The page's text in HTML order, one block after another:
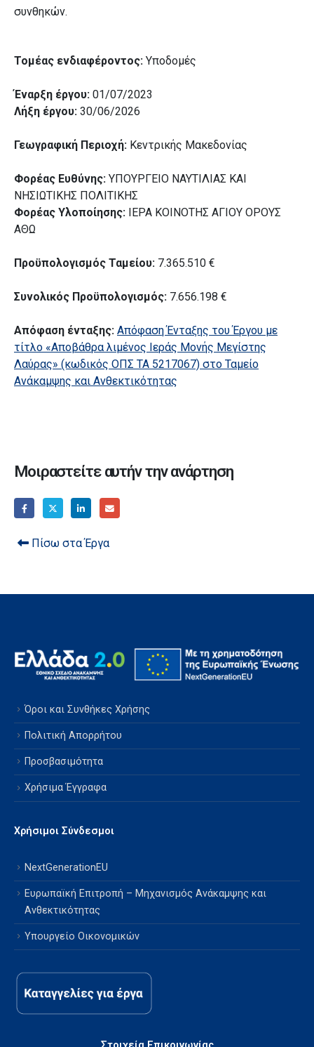
συνθηκών.
Τομέας ενδιαφέροντος: Υποδομές
Έναρξη έργου: 01/07/2023
Λήξη έργου: 30/06/2026
Γεωγραφική Περιοχή: Κεντρικής Μακεδονίας
Φορέας Ευθύνης: ΥΠΟΥΡΓΕΙΟ ΝΑΥΤΙΛΙΑΣ ΚΑΙ
ΝΗΣΙΩΤΙΚΗΣ ΠΟΛΙΤΙΚΗΣ
Φορέας Υλοποίησης: ΙΕΡΑ ΚΟΙΝΟΤΗΣ ΑΓΙΟΥ ΟΡΟΥΣ
ΑΘΩ
Προϋπολογισμός Ταμείου: 7.365.510 €
Συνολικός Προϋπολογισμός: 7.656.198 €
Απόφαση ένταξης: Απόφαση Ένταξης του Έργου με
τίτλο «Αποβάθρα λιμένος Ιεράς Μονής Μεγίστης
Λαύρας» (κωδικός ΟΠΣ ΤΑ 5217067) στο Ταμείο
Ανάκαμψης και Ανθεκτικότητας
Μοιραστείτε αυτήν την ανάρτηση
Πίσω στα Έργα
Όροι και Συνθήκες Χρήσης
Πολιτική Απορρήτου
Προσβασιμότητα
Χρήσιμα Έγγραφα
Χρήσιμοι Σύνδεσμοι
NextGenerationEU
Ευρωπαϊκή Επιτροπή – Μηχανισμός Ανάκαμψης και
Ανθεκτικότητας
Υπουργείο Οικονομικών